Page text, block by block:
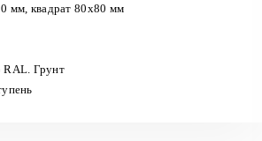
мм, квадрат 80х80 мм
RAL. Грунт